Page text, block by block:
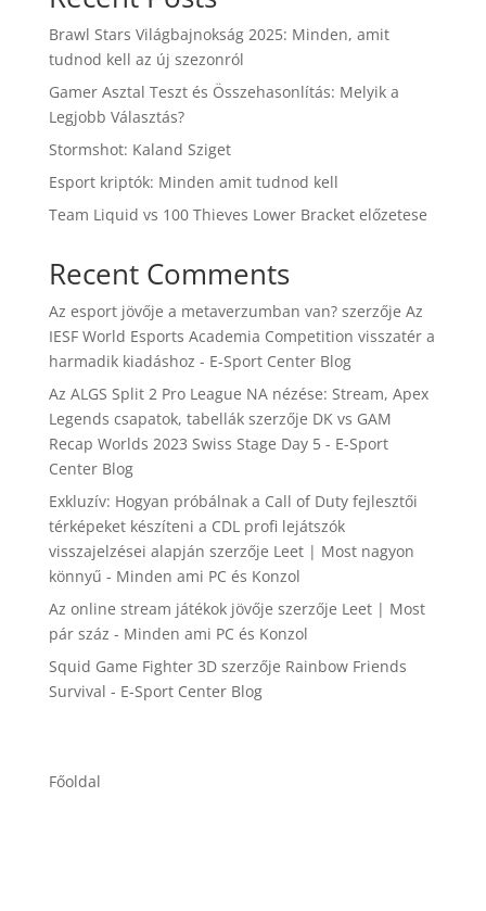
Brawl Stars Világbajnokság 2025: Minden, amit
tudnod kell az új szezonról
Gamer Asztal Teszt és Összehasonlítás: Melyik a
Legjobb Választás?
Stormshot: Kaland Sziget
Esport kriptók: Minden amit tudnod kell
Team Liquid vs 100 Thieves Lower Bracket előzetese
Recent Comments
Az esport jövője a metaverzumban van?szerzője Az
IESF World Esports Academia Competition visszatér a
harmadik kiadáshoz - E-Sport Center Blog
Az ALGS Split 2 Pro League NA nézése: Stream, Apex
Legends csapatok, tabellákszerzője DK vs GAM
Recap Worlds 2023 Swiss Stage Day 5 - E-Sport
Center Blog
Exkluzív: Hogyan próbálnak a Call of Duty fejlesztői
térképeket készíteni a CDL profi lejátszók
visszajelzései alapján szerzője Leet | Most nagyon
könnyű - Minden ami PC és Konzol
Az online stream játékok jövője szerzője Leet | Most
pár száz - Minden ami PC és Konzol
Squid Game Fighter 3Dszerzője Rainbow Friends
Survival - E-Sport Center Blog
Főoldal